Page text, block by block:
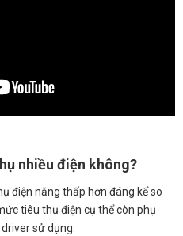
nhiều điện không?
điện năng thấp hơn đáng kể so
tiêu thụ điện cụ thể còn phụ
sử dụng.